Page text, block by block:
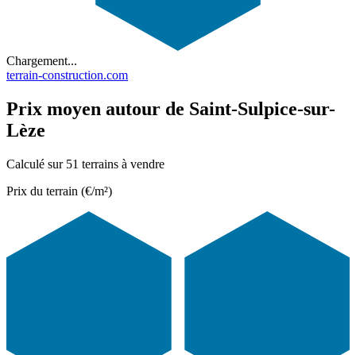
Chargement...
terrain-construction.com
Prix moyen autour de Saint-Sulpice-sur-
Lèze
Calculé sur 51 terrains à vendre
Prix du terrain (€/m²)